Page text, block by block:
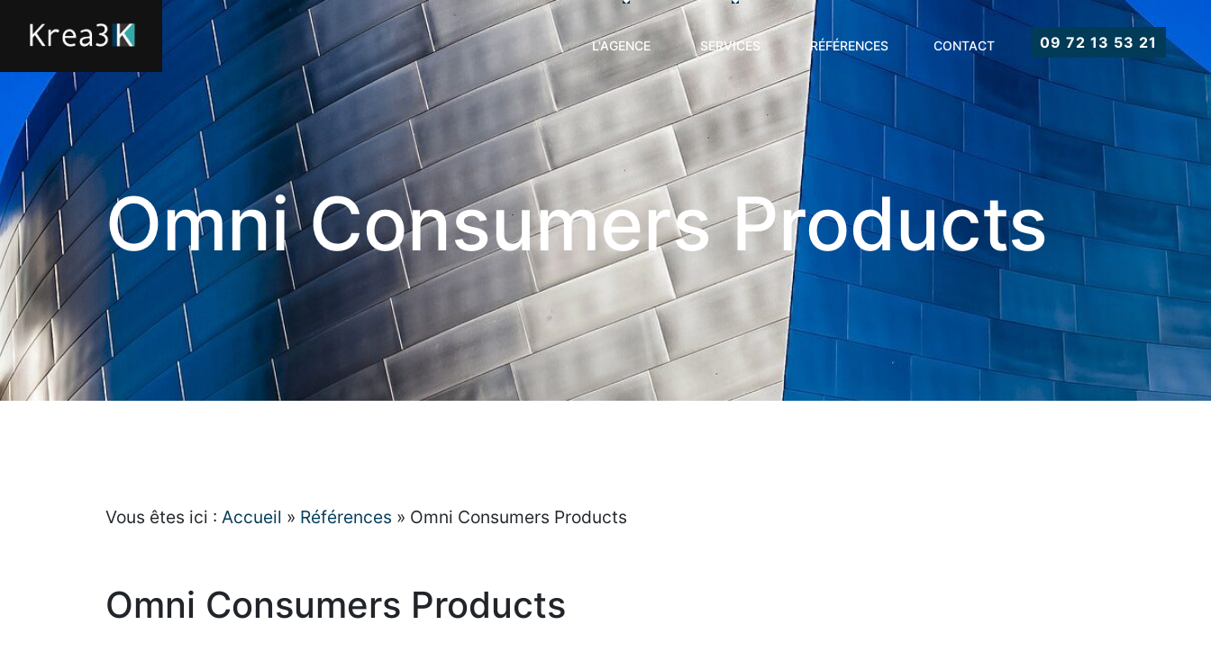
Architecture
09 72 13 53 21
L'AGENCE SERVICES RÉFÉRENCES CONTACT
Omni Consumers Products
Vous êtes ici : Accueil » Références » Omni Consumers Products
Omni Consumers Products